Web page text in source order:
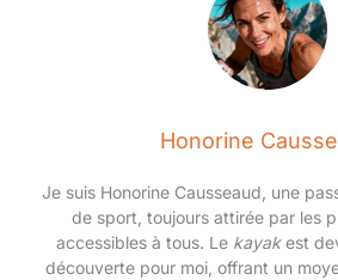
adhérence de la main basse.-Axe:
40.0% Résine époxy Poignée: 60.0%
Résine époxy Voilure: 60.0% Fibre de
époxy
Honorine
Je suis Honorine Causseaud, une
de sport, toujours attirée par les
accessibles à tous. Le kayakest
découverte pour moi, offrant un